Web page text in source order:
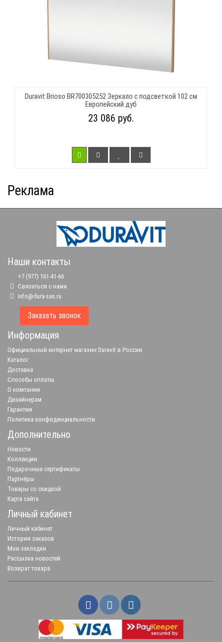
Duravit Brioso BR700305252 Зеркало с подсветкой 102 см
Европейский дуб
23 086 руб.
Реклама
Наши контакты
+7 (977) 161-41-66
Связаться с нами
info@dura-san.ru
Заказать звонок
Информация
Официальный интернет магазин Duravit в России
Каталог
Доставка
Способы оплаты
О компании
Дизайнерам
Гарантии
Политика конфиденциальности
Дополнительно
Новости
Коллекции
Подарочные сертификаты
Партнёры
Товары со скидкой
Карта сайта
Личный кабинет
Личный кабинет
История заказов
Мои закладки
Рассылка новостей
Возврат товара